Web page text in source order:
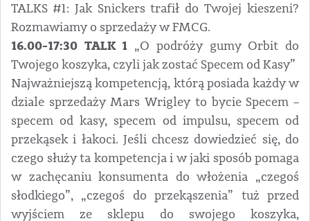
TALKS #1: Jak Snickers trafił do Twojej kieszeni?
Rozmawiamy o sprzedaży w FMCG.
16.00-17:30 TALK 1 „O podróży gumy Orbit do
Twojego koszyka, czyli jak zostać Specem od Kasy”
Najważniejszą kompetencją, którą posiada każdy w
dziale sprzedaży Mars Wrigley to bycie Specem –
specem od kasy, specem od impulsu, specem od
przekąsek i łakoci. Jeśli chcesz dowiedzieć się, do
czego służy ta kompetencja i w jaki sposób pomaga
w zachęcaniu konsumenta do włożenia „czegoś
słodkiego”, „czegoś do przekąszenia” tuż przed
wyjściem ze sklepu do swojego koszyka,